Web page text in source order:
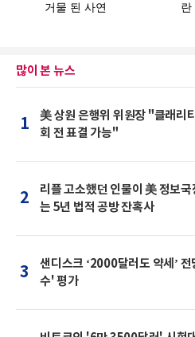
많이 본 뉴스
1
美 상원 은행위 위원장 "클래리
회 전 표결 가능"
2
리플 고소했던 인물이 美 정보국
는 5년 법적 공방 잔혹사
3
샌디스크 ‘2000달러도 약세’
수' 평가